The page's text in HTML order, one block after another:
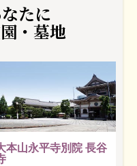
たに
・墓地
本山永平寺別院 長谷